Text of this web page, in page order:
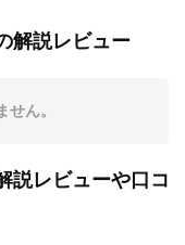
役：Jacob
解説レビュー
ん。
説レビューや口コ